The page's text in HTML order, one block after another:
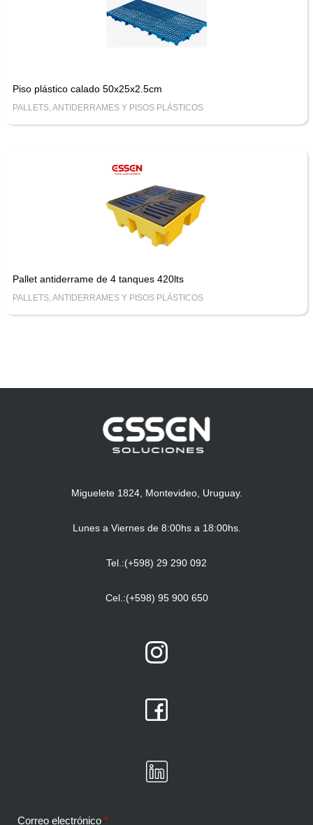
Piso plástico calado 50x25x2.5cm
PALLETS, ANTIDERRAMES Y PISOS PLÁSTICOS
Pallet antiderrame de 4 tanques 420lts
PALLETS, ANTIDERRAMES Y PISOS PLÁSTICOS
Miguelete 1824, Montevideo, Uruguay.
Lunes a Viernes de 8:00hs a 18:00hs.
Tel.:(+598) 29 290 092
Cel.:(+598) 95 900 650
Correo electrónico